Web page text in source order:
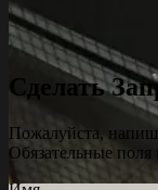
Сделать
Пожалуйста,
Обязательные